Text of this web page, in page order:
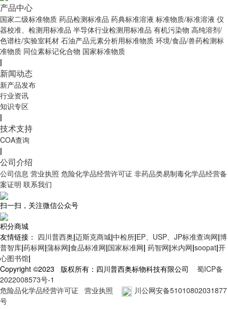
产品中心
国家二级标准物质 药品检测标准品 药典标准溶液 标准物质/标准溶液 仪
器校准、检测用标准品 半导体行业检测用标准品 有机污染物 高纯溶剂/
色谱柱/实验室耗材 石油产品元素分析用标准物质 环境/食品/兽药检测标
准物质 同位素标记化合物 国家标准物质
|
新闻动态
新产品发布
行业资讯
知识专区
|
技术支持
COA查询
|
公司介绍
公司信息 营业执照 危险化学品经营许可证 非药品类易制毒化学品经营备
案证明 联系我们
扫一扫，关注微信公众号
积分商城
友情链接： 四川普西奥|迈斯克商城|中检所|EP、USP、JP标准查询网|博
普智库|药标网|蒲标网|食品标准网|国家标准网| 药智网|米内网|soopat|开
心图书馆|
Copyright ©2023 版权所有：四川普西奥标物科技有限公司 蜀ICP备
2022008573号-1
危险品化学品经营许可证
营业执照
川公网安备51010802031877
号